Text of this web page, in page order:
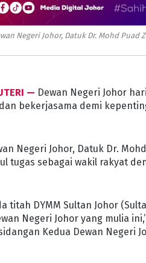
Negeri Johor, Datuk Dr. Mohd
— Dewan Negeri Johor
bekerjasama demi
Negeri Johor, Datuk Dr.
tugas sebagai wakil rakyat
titah DYMM Sultan Johor
Negeri Johor yang mulia
Kedua Dewan Negeri